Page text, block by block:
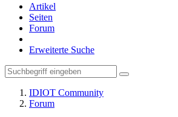
Artikel
Seiten
Forum
Erweiterte Suche
IDIOT Community
Forum